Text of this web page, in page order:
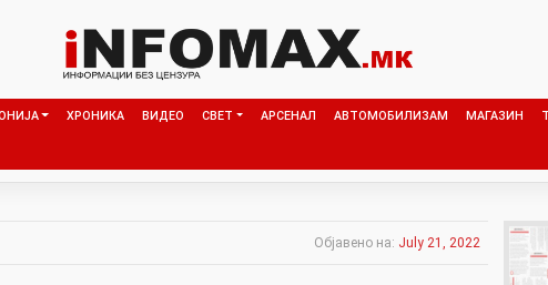
ХРОНИКА ВИДЕО СВЕТ АРСЕНАЛ АВТОМОБИЛИЗАМ МАГАЗИН
Објавено на: July 21, 2022